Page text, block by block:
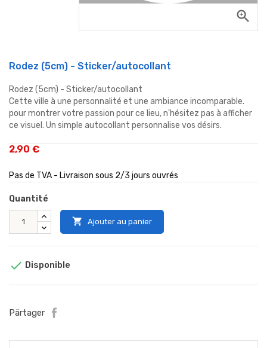
zoom_in
Rodez (5cm) - Sticker/autocollant
Rodez (5cm) - Sticker/autocollant
Cette ville à une personnalité et une ambiance incomparable.
pour montrer votre passion pour ce lieu, n'hésitez pas à afficher
ce visuel. Un simple autocollant personnalise vos désirs.
2,90 €
Pas de TVA - Livraison sous 2/3 jours ouvrés
Quantité
 Ajouter au panier
 Disponible
Pärtager